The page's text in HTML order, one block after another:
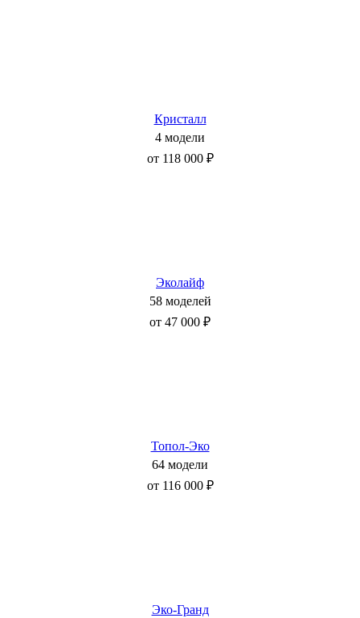
Кристалл
4 модели
от 118 000 ₽
Эколайф
58 моделей
от 47 000 ₽
Топол-Эко
64 модели
от 116 000 ₽
Эко-Гранд